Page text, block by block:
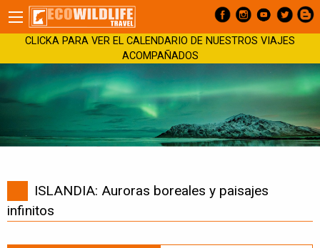
CLICKA PARA VER EL CALENDARIO DE NUESTROS VIAJES
ACOMPAÑADOS
ISLANDIA: Auroras boreales y paisajes
infinitos